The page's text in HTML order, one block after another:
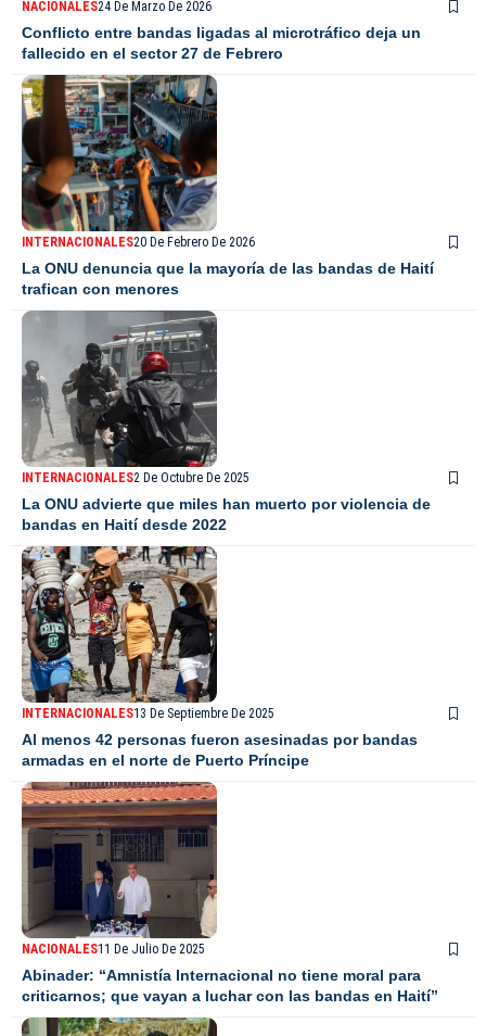
NACIONALES24 De Marzo De 2026
Conflicto entre bandas ligadas al microtráfico deja un
fallecido en el sector 27 de Febrero
INTERNACIONALES20 De Febrero De 2026
La ONU denuncia que la mayoría de las bandas de Haití
trafican con menores
INTERNACIONALES2 De Octubre De 2025
La ONU advierte que miles han muerto por violencia de
bandas en Haití desde 2022
INTERNACIONALES13 De Septiembre De 2025
Al menos 42 personas fueron asesinadas por bandas
armadas en el norte de Puerto Príncipe
NACIONALES11 De Julio De 2025
Abinader: “Amnistía Internacional no tiene moral para
criticarnos; que vayan a luchar con las bandas en Haití”